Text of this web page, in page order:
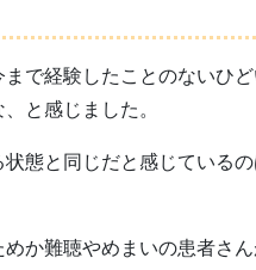
で経験したことのないひ
と感じました。
態と同じだと感じている
か難聴やめまいの患者さん